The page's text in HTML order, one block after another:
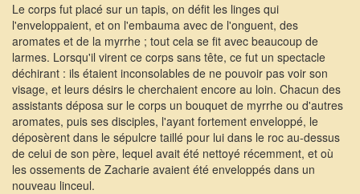
Le corps fut placé sur un tapis, on défit les linges qui
l'enveloppaient, et on l'embauma avec de l'onguent, des
aromates et de la myrrhe ; tout cela se fit avec beaucoup de
larmes. Lorsqu'il virent ce corps sans tête, ce fut un spectacle
déchirant : ils étaient inconsolables de ne pouvoir pas voir son
visage, et leurs désirs le cherchaient encore au loin. Chacun des
assistants déposa sur le corps un bouquet de myrrhe ou d'autres
aromates, puis ses disciples, l'ayant fortement enveloppé, le
déposèrent dans le sépulcre taillé pour lui dans le roc au-dessus
de celui de son père, lequel avait été nettoyé récemment, et où
les ossements de Zacharie avaient été enveloppés dans un
nouveau linceul.